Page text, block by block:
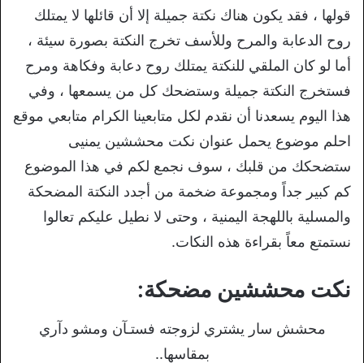
قولها ، فقد يكون هناك نكتة جميلة إلا أن قائلها لا يمتلك
روح الدعابة والمرح وللأسف تخرج النكتة بصورة سيئة ،
أما لو كان الملقي للنكتة يمتلك روح دعابة وفكاهة ومرح
فستخرج النكتة جميلة وستضحك كل من يسمعها ، وفي
هذا اليوم يسعدنا أن نقدم لكل متابعينا الكرام متابعي موقع
احلم موضوع يحمل عنوان نكت محششين يمنيى
ستضحكك من قلبك ، سوف نجمع لكم في هذا الموضوع
كم كبير جداً ومجموعة ضخمة من أجدد النكتة المضحكة
والمسلية باللهجة اليمنية ، وحتى لا نطيل عليكم تعالوا
نستمتع معاً بقراءة هذه النكات.
نكت محششين مضحكة:
محشش سار يشتري لزوجته فستـآن ومشو دآري
بمقاسها..